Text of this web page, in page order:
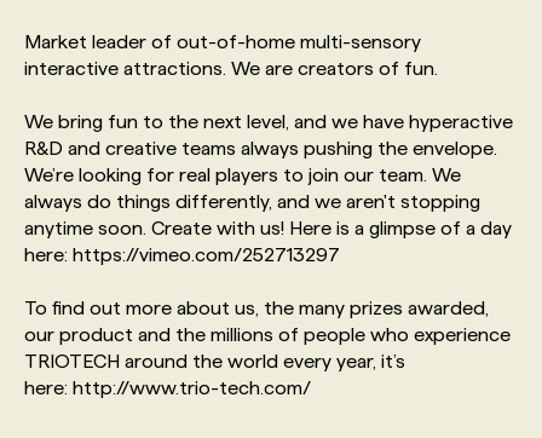
Market leader of out-of-home multi-sensory
interactive attractions. We are creators of fun.
We bring fun to the next level, and we have hyperactive
R&D and creative teams always pushing the envelope.
We’re looking for real players to join our team. We
always do things differently, and we aren't stopping
anytime soon. Create with us! Here is a glimpse of a day
here: https://vimeo.com/252713297
To find out more about us, the many prizes awarded,
our product and the millions of people who experience
TRIOTECH around the world every year, it’s
here: http://www.trio-tech.com/